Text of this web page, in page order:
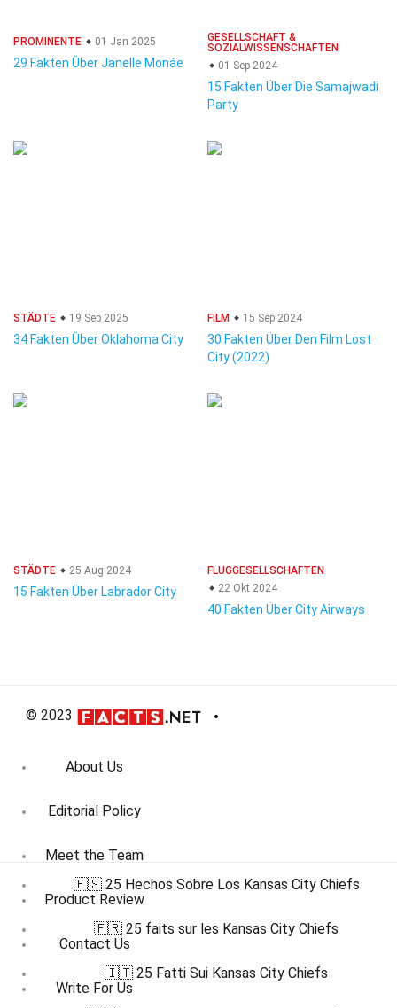
PROMINENTE 01 Jan 2025
29 Fakten Über Janelle Monáe
GESELLSCHAFT &
SOZIALWISSENSCHAFTEN
01 Sep 2024
15 Fakten Über Die Samajwadi
Party
STÄDTE 19 Sep 2025
34 Fakten Über Oklahoma City
FILM 15 Sep 2024
30 Fakten Über Den Film Lost
City (2022)
STÄDTE 25 Aug 2024
15 Fakten Über Labrador City
FLUGGESELLSCHAFTEN
22 Okt 2024
40 Fakten Über City Airways
© 2023
About Us
Editorial Policy
Meet the Team
Product Review
Contact Us
Write For Us
🇪🇸 25 Hechos Sobre Los Kansas City Chiefs
🇫🇷 25 faits sur les Kansas City Chiefs
🇮🇹 25 Fatti Sui Kansas City Chiefs